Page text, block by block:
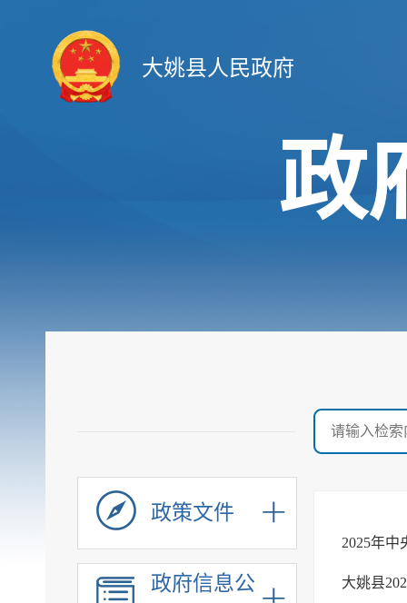
大姚县人民政府
政
政策文件
政府信息公
2025年
大姚县